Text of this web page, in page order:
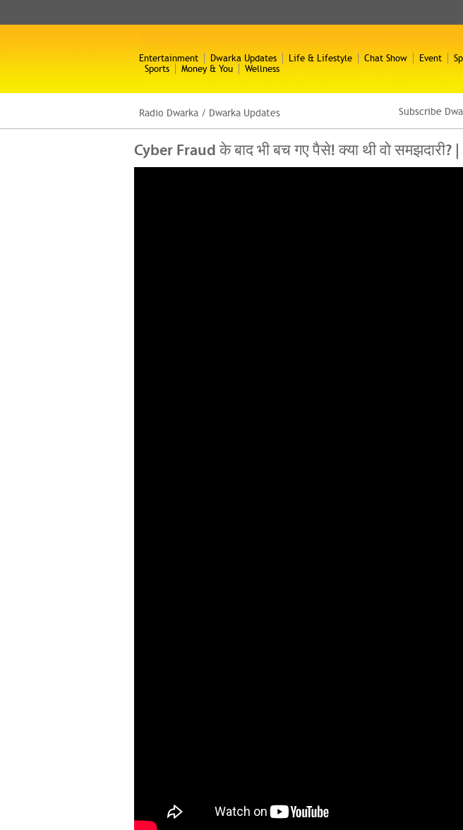
Entertainment Dwarka Updates Life & Lifestyle Chat Show Event
Sports
Money & You Wellness
Radio Dwarka / Dwarka Updates Subscribe
Cyber Fraud के बाद भी बच गए पैसे! क्या थी वो